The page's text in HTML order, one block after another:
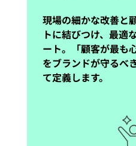
現場の細かな改善と
トに結びつけ、最適
ート。「顧客が最も
をブランドが守るべ
て定義します。